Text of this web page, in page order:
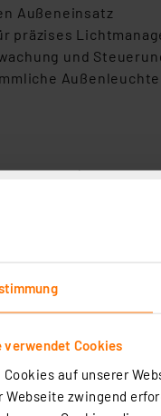
verwendet Cookies
Cookies auf unserer
Webseite zwingend
Außeneinsatz
präzises
und
°C